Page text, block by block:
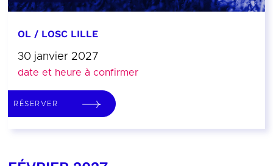
OL / LOSC LILLE
30 janvier 2027
date et heure à confirmer
RÉSERVER